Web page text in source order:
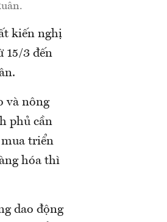
kiến nghị
15/3 đến
và nông
phủ cần
triển
hóa thì
dao động